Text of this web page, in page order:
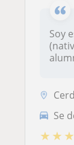
Soy
Se
★ ★ ★